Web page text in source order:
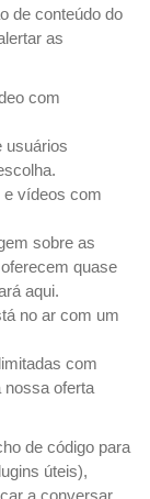
de conteúdo do
as
com
usuários
vídeos com
sobre as
quase
aqui.
no ar com um
com
nossa oferta
de código para
úteis),
a conversar.